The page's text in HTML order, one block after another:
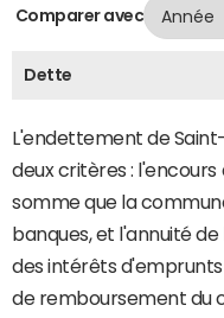
Comparer avec
Dette
L'endettement de
deux critères :
somme que la
banques, et l'annuité
des intérêts
de remboursement du